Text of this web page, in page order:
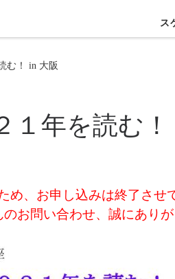
ス
む！ in 大阪
１年を読む
め、お申し込みは終了させ
のお問い合わせ、誠にありが